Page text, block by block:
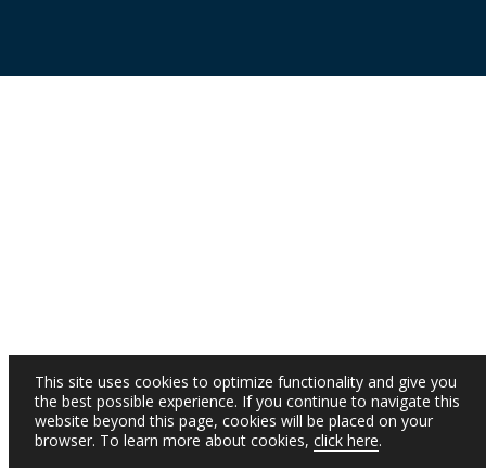
This site uses cookies to optimize functionality and give you
the best possible experience. If you continue to navigate this
website beyond this page, cookies will be placed on your
browser. To learn more about cookies, click here.